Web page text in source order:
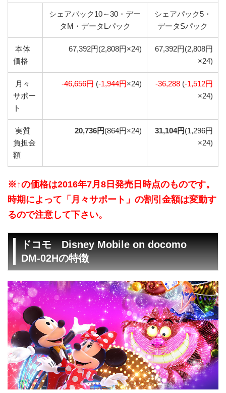
シェアパック10～30・デー
タM・データLパック
シェアパック5・
データSパック
本体
価格
67,392円(2,808円×24)
67,392円(2,808円
×24)
月々
サポー
ト
-46,656円 (-1,944円×24) -36,288 (-1,512円
×24)
実質
負担金
額
20,736円(864円×24) 31,104円(1,296円
×24)
※↑の価格は2016年7月8日発売日時点のものです。
時期によって「月々サポート」の割引金額は変動す
るので注意して下さい。
ドコモ Disney Mobile on docomo
DM-02Hの特徴